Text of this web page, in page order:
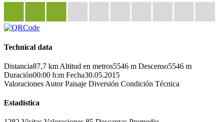
Technical data
Distancia87,7 km Altitud en metros5546 m Descenso5546 m
Duración00:00 h:m Fecha30.05.2015
Valoraciones Autor Paisaje Diversión Condición Técnica
Estadística